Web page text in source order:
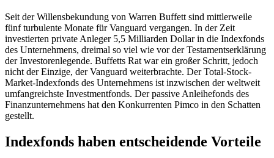
Seit der Willensbekundung von Warren Buffett sind mittlerweile
fünf turbulente Monate für Vanguard vergangen. In der Zeit
investierten private Anleger 5,5 Milliarden Dollar in die Indexfonds
des Unternehmens, dreimal so viel wie vor der Testamentserklärung
der Investorenlegende. Buffetts Rat war ein großer Schritt, jedoch
nicht der Einzige, der Vanguard weiterbrachte. Der Total-Stock-
Market-Indexfonds des Unternehmens ist inzwischen der weltweit
umfangreichste Investmentfonds. Der passive Anleihefonds des
Finanzunternehmens hat den Konkurrenten Pimco in den Schatten
gestellt.
Indexfonds haben entscheidende Vorteile